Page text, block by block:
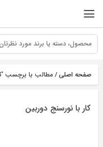
صفحه اصلی/مطالب با برچسب
کار با نورسنج دوربین